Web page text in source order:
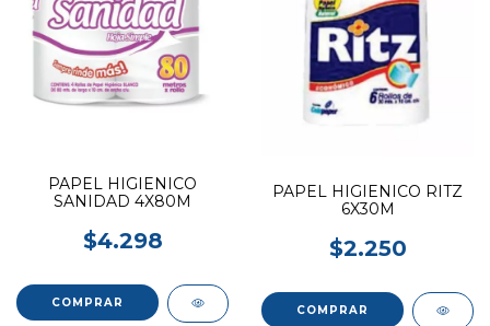
PAPEL HIGIENICO
SANIDAD 4X80M
$4.298
PAPEL HIGIENICO RITZ
6X30M
$2.250